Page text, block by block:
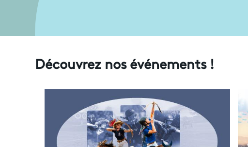
Découvrez nos événements !